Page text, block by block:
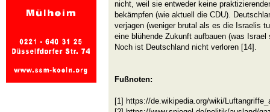
nicht, weil sie entweder keine
bekämpfen (wie aktuell die CDU).
verjagen (weniger brutal als es die Israelis
eine blühende Zukunft aufbauen (was
Noch ist Deutschland nicht verloren [14].
Fußnoten:
[1] https://de.wikipedia.org/wiki/